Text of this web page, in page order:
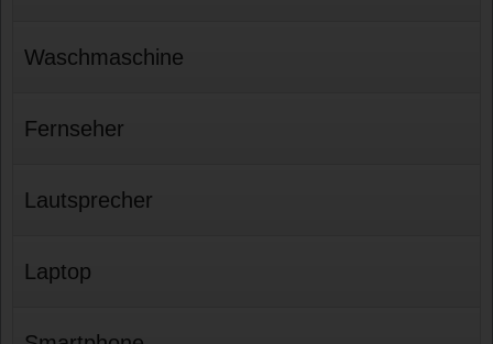
Waschmaschine
Fernseher
Lautsprecher
Laptop